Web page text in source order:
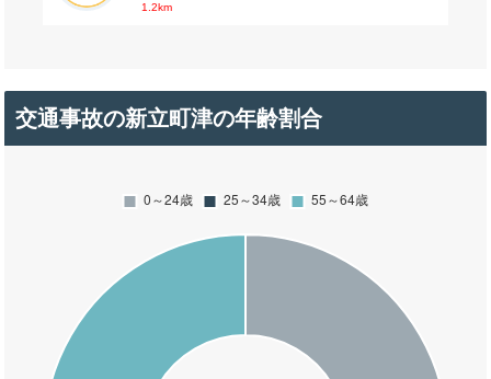
1.2km
交通事故の新立町津の年齢割合